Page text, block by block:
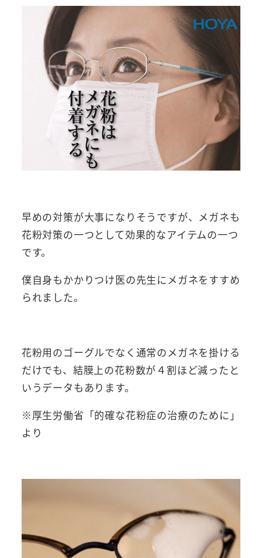
早めの対策が大事になりそうですが、メガネも
花粉対策の一つとして効果的なアイテムの一つ
です。
僕自身もかかりつけ医の先生にメガネをすすめ
られました。
花粉用のゴーグルでなく通常のメガネを掛ける
だけでも、結膜上の花粉数が４割ほど減ったと
いうデータもあります。
※厚生労働省「的確な花粉症の治療のために」
より